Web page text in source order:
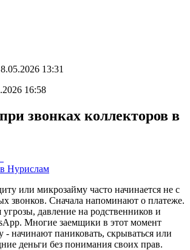
8.05.2026 13:31
16:58
звонках коллекторов в
Нурислам
или микрозайму часто начинается не с
звонков. Сначала напоминают о платеже.
давление на родственников и
Многие заемщики в этот момент
начинают паниковать, скрываться или
деньги без понимания своих прав.